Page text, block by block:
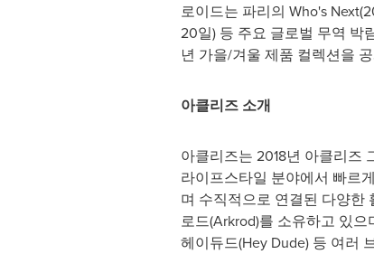
로이드는 파리의 Who's
20일) 등 주요 글로벌 무역 박
년 가을/겨울 제품 컬렉션을
아클리즈 소개
아클리즈는 2018년 아클리즈
라이프스타일 분야에서 빠르
며 수직적으로 연결된 다양한
로드(Arkrod)를 소유하고 있으
헤이듀드(Hey Dude) 등 여러